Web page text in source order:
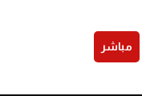
مباشر